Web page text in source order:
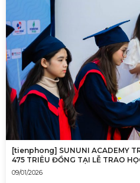
[tienphong] SUNUNI ACADEMY
475 TRIÊU ĐỒNG TẠI LỄ TRAO
KHOA 2025”
09/01/2026